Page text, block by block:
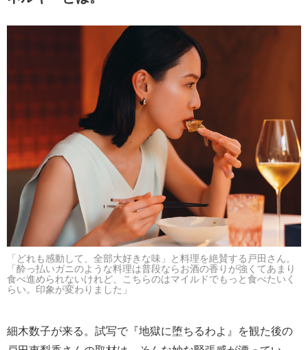
「どれも感動して、全部大好きな味」と料理を絶賛する戸田さん。
「酔っ払いガニのような料理は普段ならお酒の香りが強くてあまり
食べ進められないけれど、こちらのはマイルドでもっと食べたいく
らい。印象が変わりました」
細木数子が来る。試写で『地獄に堕ちるわよ』を観た後の